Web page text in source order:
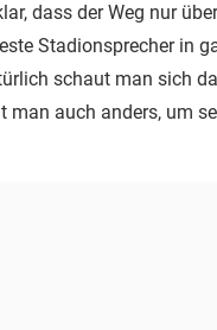
dass der Weg nur
Stadionsprecher in
schaut man sich
man auch anders, um